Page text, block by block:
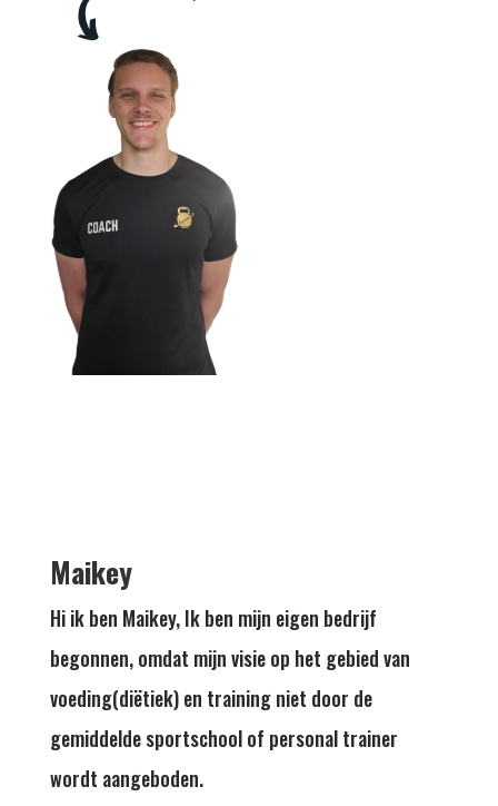
Maikey
Hi ik ben Maikey, Ik ben mijn eigen bedrijf
begonnen, omdat mijn visie op het gebied van
voeding(diëtiek) en training niet door de
gemiddelde sportschool of personal trainer
wordt aangeboden.